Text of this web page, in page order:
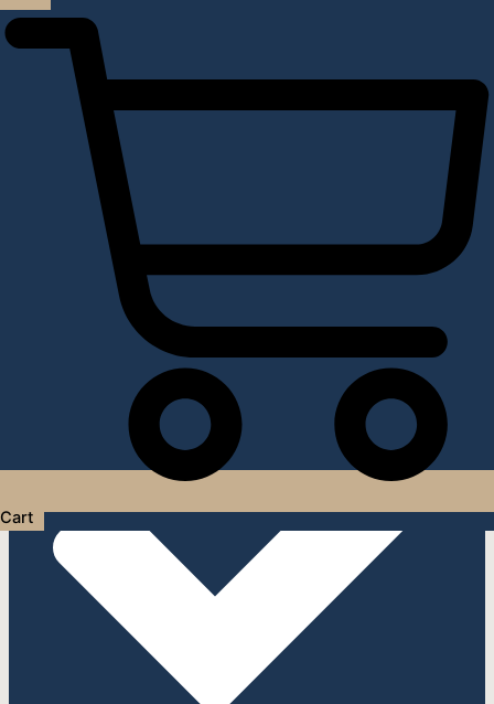
Cart
Услуги дизайнера интерьера